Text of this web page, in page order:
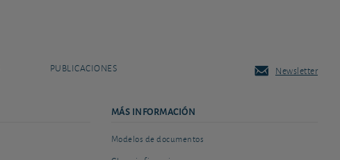
PUBLICACIONES Newsletter
MÁS INFORMACIÓN
Modelos de documentos